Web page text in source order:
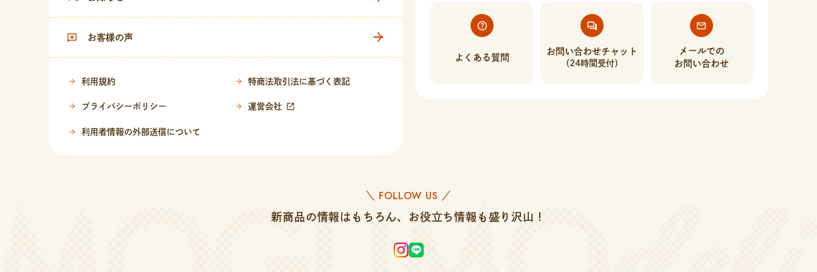
お客様の声
利用規約 特商法取引法に基づく表記
プライバシーポリシー 運営会社
利用者情報の外部送信について
よくある質問
お問い合わせチャット
（24時間受付）
メールでの
お問い合わせ
＼ FOLLOW US ／
新商品の情報はもちろん、 お役立ち情報も盛り沢山！